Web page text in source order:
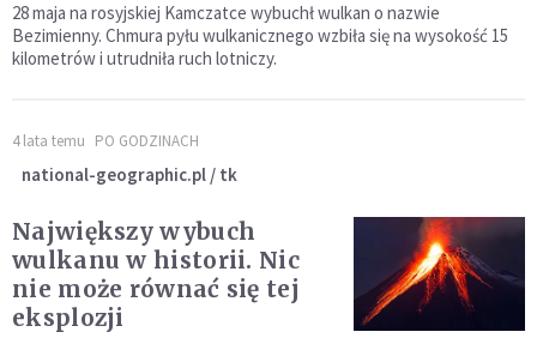
28 maja na rosyjskiej Kamczatce wybuchł wulkan o nazwie
Bezimienny. Chmura pyłu wulkanicznego wzbiła się na wysokość 15
kilometrów i utrudniła ruch lotniczy.
4 lata temu PO GODZINACH
national-geographic.pl / tk
Największy wybuch
wulkanu w historii. Nic
nie może równać się tej
eksplozji